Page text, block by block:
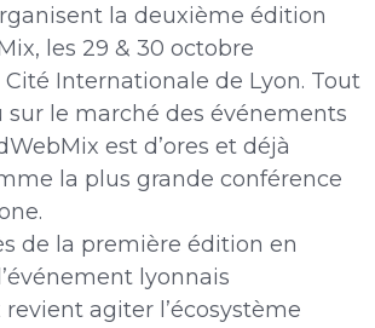
la deuxième édition
les 29 & 30 octobre
Internationale de Lyon. Tout
sur le marché des événements
est d’ores et déjà
la plus grande conférence
de la première édition en
lyonnais
agiter l’écosystème